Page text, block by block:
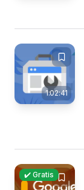
1:02:41
✔️ Gratis